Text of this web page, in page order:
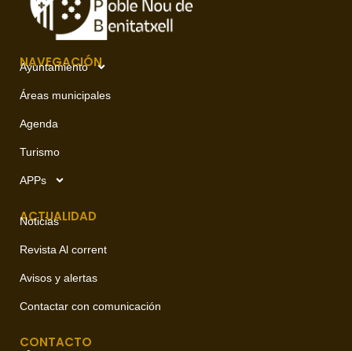
NAVEGACIÓN
Ayuntamiento
Áreas municipales
Agenda
Turismo
APPs
ACTUALIDAD
Noticias
Revista Al corrent
Avisos y alertas
Contactar con comunicación
CONTACTO